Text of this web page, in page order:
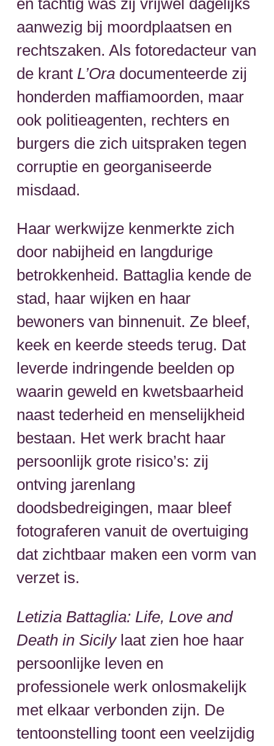
aanwezig bij moordplaatsen en
rechtszaken. Als fotoredacteur van
de krant L’Ora documenteerde zij
honderden maffiamoorden, maar
ook politieagenten, rechters en
burgers die zich uitspraken tegen
corruptie en georganiseerde
misdaad.
Haar werkwijze kenmerkte zich
door nabijheid en langdurige
betrokkenheid. Battaglia kende de
stad, haar wijken en haar
bewoners van binnenuit. Ze bleef,
keek en keerde steeds terug. Dat
leverde indringende beelden op
waarin geweld en kwetsbaarheid
naast tederheid en menselijkheid
bestaan. Het werk bracht haar
persoonlijk grote risico’s: zij
ontving jarenlang
doodsbedreigingen, maar bleef
fotograferen vanuit de overtuiging
dat zichtbaar maken een vorm van
verzet is.
Letizia Battaglia: Life, Love and
Death in Sicilylaat zien hoe haar
persoonlijke leven en
professionele werk onlosmakelijk
met elkaar verbonden zijn. De
tentoonstelling toont een veelzijdig